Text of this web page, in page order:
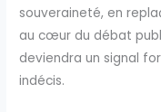
souveraineté, en
au cœur du débat
deviendra un signal
indécis.